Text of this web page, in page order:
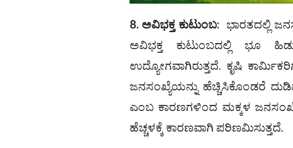
8. ಅವಿಭಕ್ತ ಕುಟುಂಬ: ಭಾರತದಲ್ಲಿ
ಅವಿಭಕ್ತ ಕುಟುಂಬದಲ್ಲಿ ಭೂ
ಉದ್ಯೋಗವಾಗಿರುತ್ತದೆ. ಕೃಷಿ
ಜನಸಂಖ್ಯೆಯನ್ನು ಹೆಚ್ಚಿಸಿಕೊಂಡರೆ
ಎಂಬ ಕಾರಣಗಳಿಂದ ಮಕ್ಕಳ
ಹೆಚ್ಚಳಕ್ಕೆ ಕಾರಣವಾಗಿ ಪರಿಣಮಿಸುತ್ತದೆ.